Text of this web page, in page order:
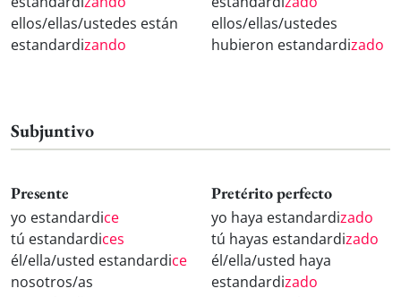
ellos/ellas/ustedes están
estandardizando
ellos/ellas/ustedes
hubieron estandardizado
Subjuntivo
Presente
yo estandardice
tú estandardices
él/ella/usted estandardice
nosotros/as
Pretérito perfecto
yo haya estandardizado
tú hayas estandardizado
él/ella/usted haya
estandardizado